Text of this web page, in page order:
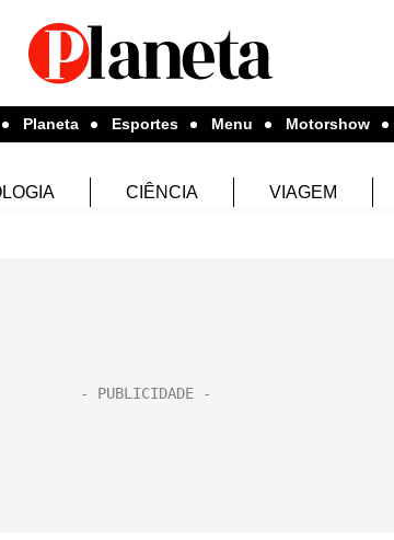
Planeta Esportes Menu Motorshow
CIÊNCIA VIAGEM